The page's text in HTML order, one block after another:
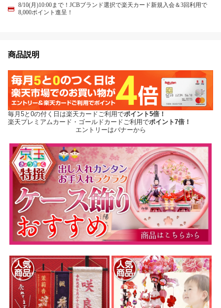
8/10(月)10:00まで！JCBブランド選択で楽天カード新規入会＆3回利用で
8,000ポイント進呈！
商品説明
毎月5と0の付く日は楽天カードご利用でポイント5倍！
楽天プレミアムカード・ゴールドカードご利用でポイント7倍！
エントリーはバナーから